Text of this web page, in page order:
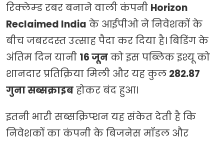
रिक्लेम्ड रबर बनाने वाली कंपनी Horizon
Reclaimed India के आईपीओ ने निवेशकों के
बीच जबरदस्त उत्साह पैदा कर दिया है। बिडिंग के
अंतिम दिन यानी 16 जूनको इस पब्लिक इश्यू को
शानदार प्रतिक्रिया मिली और यह कुल 282.87
गुना सब्सक्राइबहोकर बंद हुआ।
इतनी भारी सब्सक्रिप्शन यह संकेत देती है कि
निवेशकों का कंपनी के बिजनेस मॉडल और